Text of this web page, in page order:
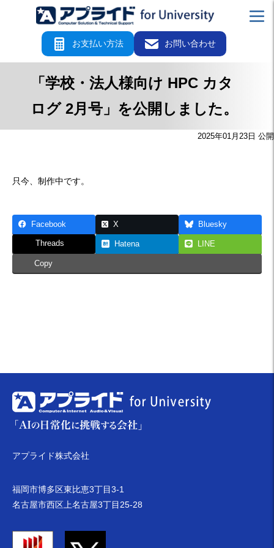
お支払い方法 お問い合わせ
「学校・法人様向け HPC カタ
ログ 2月号」を公開しました。
2025年01月23日 公開
只今、制作中です。
Facebook X Bluesky
Threads Hatena LINE
Copy
アプライド株式会社
福岡市博多区東比恵3丁目3-1
名古屋市西区上名古屋3丁目25-28